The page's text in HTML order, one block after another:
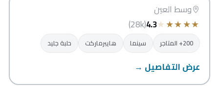
العينوسط العين
★
★
★
★
★
4.3
(28k)
200+ المتاجر سينما هايبرماركت حلبة جليد
عرض التفاصيل →